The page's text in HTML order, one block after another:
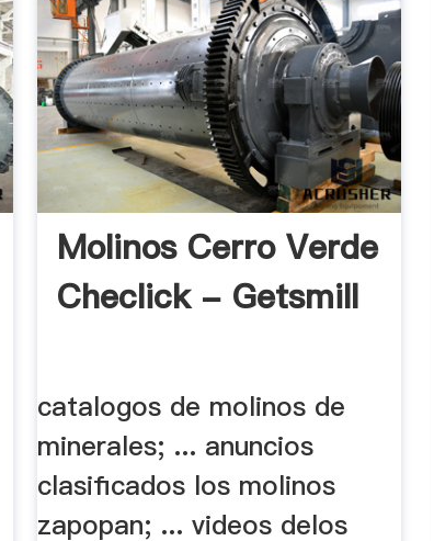
Molinos Cerro Verde
Checlick - Getsmill
catalogos de molinos de
minerales; ... anuncios
clasificados los molinos
zapopan; ... videos delos